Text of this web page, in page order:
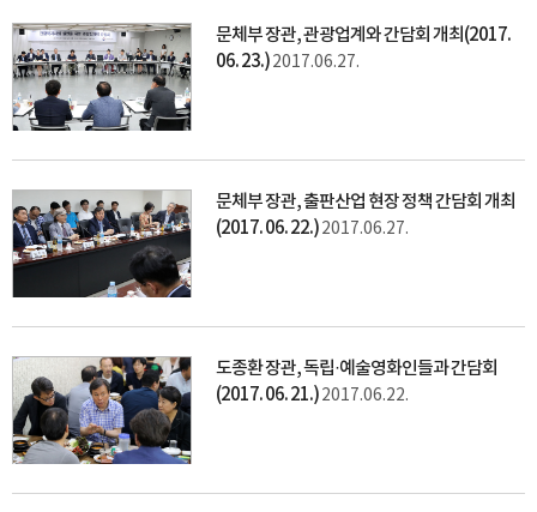
문체부 장관, 관광업계와 간담회 개최(2017.
06. 23.)2017.06.27.
문체부 장관, 출판산업 현장 정책 간담회 개최
(2017. 06. 22.)2017.06.27.
도종환 장관, 독립·예술영화인들과 간담회
(2017. 06. 21.)2017.06.22.